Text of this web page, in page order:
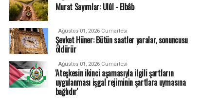
Murat Sayımlar: Ulûl - Elbâb
Ağustos 01, 2026 Cumartesi
Şevket Hüner: Bütün saatler yaralar, sonuncusu
öldürür
Ağustos 01, 2026 Cumartesi
'Ateşkesin ikinci aşamasıyla ilgili şartların
uygulanması işgal rejiminin şartlara uymasına
bağlıdır'